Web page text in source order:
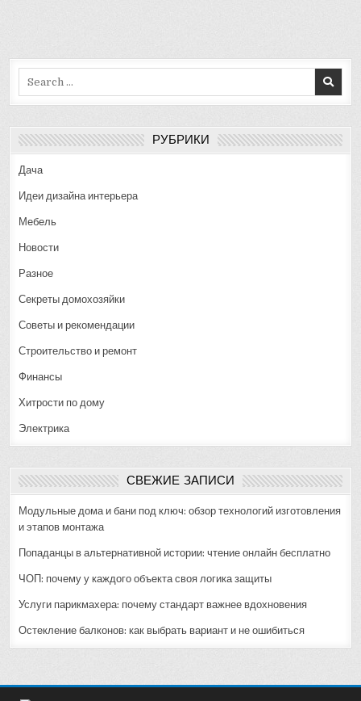
РУБРИКИ
Дача
Идеи дизайна интерьера
Мебель
Новости
Разное
Секреты домохозяйки
Советы и рекомендации
Строительство и ремонт
Финансы
Хитрости по дому
Электрика
СВЕЖИЕ ЗАПИСИ
Модульные дома и бани под ключ: обзор технологий изготовления
и этапов монтажа
Попаданцы в альтернативной истории: чтение онлайн бесплатно
ЧОП: почему у каждого объекта своя логика защиты
Услуги парикмахера: почему стандарт важнее вдохновения
Остекление балконов: как выбрать вариант и не ошибиться